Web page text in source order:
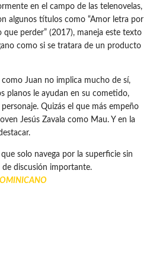
en el campo de las telenovelas,
algunos títulos como “Amor letra por
que perder” (2017), maneja este texto
como si se tratara de un producto
como Juan no implica mucho de sí,
planos le ayudan en su cometido,
Quizás el que más empeño
Jesús Zavala como Mau. Y en la
solo navega por la superficie sin
discusión importante.